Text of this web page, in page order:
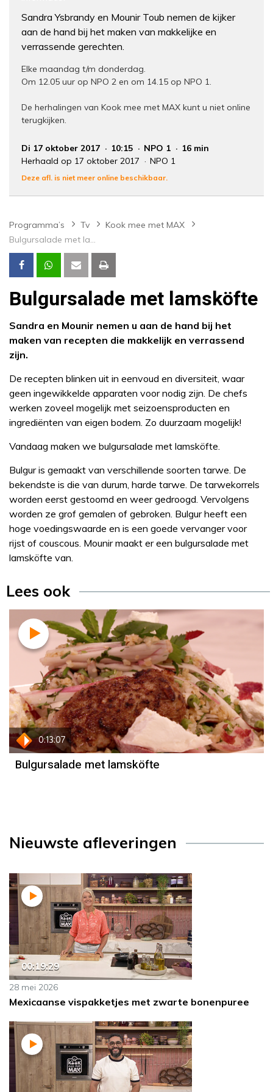
Sandra Ysbrandy en Mounir Toub nemen de kijker
aan de hand bij het maken van makkelijke en
verrassende gerechten.
Elke maandag t/m donderdag.
Om 12.05 uur op NPO 2 en om 14.15 op NPO 1.
De herhalingen van Kook mee met MAX kunt u niet online
terugkijken.
Di 17 oktober 2017 10:15 NPO 1
16 min
Herhaald op 17 oktober 2017
NPO 1
Deze afl. is niet meer online beschikbaar.
Programma’s Tv
Kook mee met MAX
Bulgursalade met lamsköfte
Bulgursalade met lamsköfte
Sandra en Mounir nemen u aan de hand bij het
maken van recepten die makkelijk en verrassend
zijn.
De recepten blinken uit in eenvoud en diversiteit, waar
geen ingewikkelde apparaten voor nodig zijn. De chefs
werken zoveel mogelijk met seizoensproducten en
ingrediënten van eigen bodem. Zo duurzaam mogelijk!
Vandaag maken we bulgursalade met lamsköfte.
Bulgur is gemaakt van verschillende soorten tarwe. De
bekendste is die van durum, harde tarwe. De tarwekorrels
worden eerst gestoomd en weer gedroogd. Vervolgens
worden ze grof gemalen of gebroken. Bulgur heeft een
hoge voedingswaarde en is een goede vervanger voor
rijst of couscous. Mounir maakt er een bulgursalade met
lamsköfte van.
Lees ook
0:13:07
Recept
Mounir Toub
Bulgursalade met lamsköfte
Nieuwste afleveringen
00:19:29
28 mei 2026
Mexicaanse vispakketjes met zwarte bonenpuree